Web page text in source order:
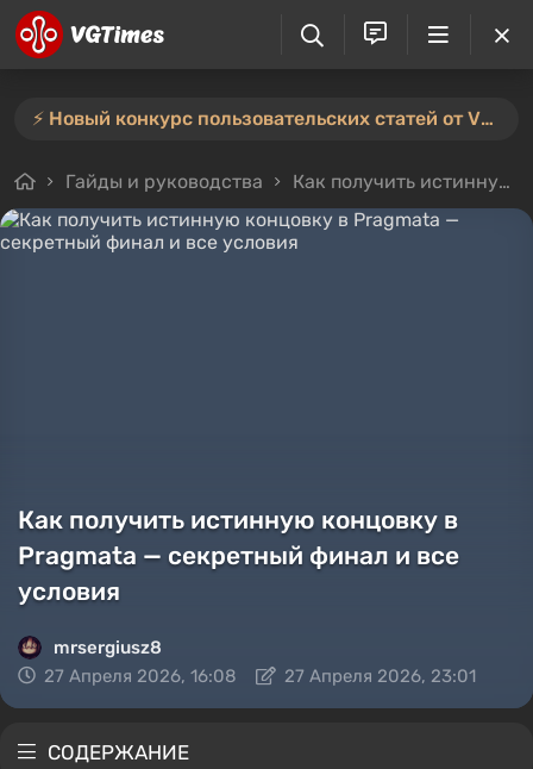
⚡️ Новый конкурс пользовательских статей от VGTimes — участвуйте тут ⚡️
Гайды и руководства Как получить истинную концовку в Pragmata — секретный финал и все условия
Как получить истинную концовку в
Pragmata — секретный финал и все
условия
mrsergiusz8
27 Апреля 2026, 16:08
27 Апреля 2026, 23:01
СОДЕРЖАНИЕ